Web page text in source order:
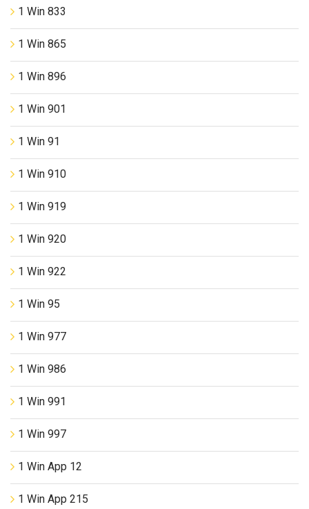
1 Win 833
1 Win 865
1 Win 896
1 Win 901
1 Win 91
1 Win 910
1 Win 919
1 Win 920
1 Win 922
1 Win 95
1 Win 977
1 Win 986
1 Win 991
1 Win 997
1 Win App 12
1 Win App 215